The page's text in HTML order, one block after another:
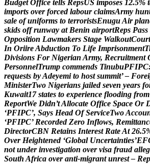
Budget Office tells RepsUS imposes 12.5% t
imports over forced labour claimsArmy hun
sale of uniforms to terroristsEnuguAir plan
skids off runway at Benin airportReps Pass
Opposition Lawmakers Stage WalkoutCourt
In OriireAbduction To Life ImprisonmentT
Divisions For Nigerian Army, Recruitment
PersonnelTrump commends TinubuPFIPC
requests byAdeyemi to host summit’ – Forei
MinisterTwo Nigerians jailed seven years fo
Kuwait17 states to experience flooding from
ReportWe Didn’tAllocate Office Space Or
‘PFIPC’, Says Head Of ServiceTwoAccou
‘PFIPC’ Recorded Zero Inflows, Remittanc
DirectorCBN Retains Interest RateAt 26.5
Over Heightened ‘Global Uncertainties’EF
not under investigation over visa fraud alleg
South Africa over anti-migrant unrest – Rep